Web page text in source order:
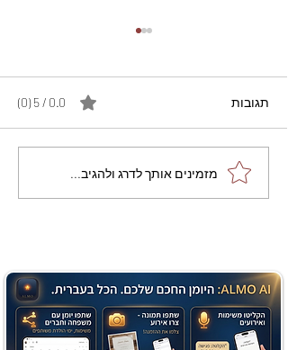
מתכון מנצח עוגת מייפל
שוקולד בחושה וקלה - זיוה
תגובות 0.0 / 5 ‏(0)
מזמינים אותך לדרג ולהגיב...